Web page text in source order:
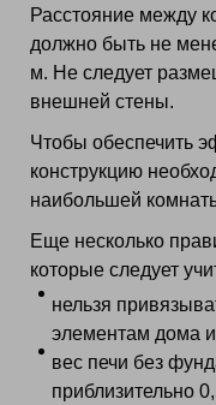
Расстояние между
должно быть не
м. Не следует
внешней стены.
Чтобы обеспечить
конструкцию
наибольшей
Еще несколько
которые следует
нельзя
элементам дома
вес печи без
приблизительно